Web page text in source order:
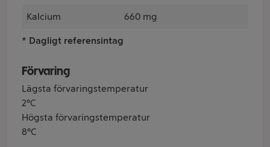
Kalcium 660 mg
* Dagligt referensintag
Förvaring
Lägsta förvaringstemperatur
2°C
Högsta förvaringstemperatur
8°C